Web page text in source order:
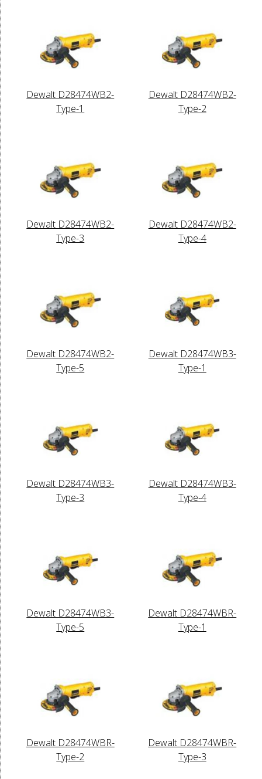
Dewalt D28474WB2-
Type-1
Dewalt D28474WB2-
Type-2
Dewalt D28474WB2-
Type-3
Dewalt D28474WB2-
Type-4
Dewalt D28474WB2-
Type-5
Dewalt D28474WB3-
Type-1
Dewalt D28474WB3-
Type-3
Dewalt D28474WB3-
Type-4
Dewalt D28474WB3-
Type-5
Dewalt D28474WBR-
Type-1
Dewalt D28474WBR-
Type-2
Dewalt D28474WBR-
Type-3